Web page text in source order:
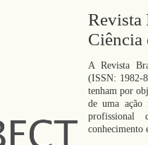
Revista
Ciência
A Revista
(ISSN: 1982-
tenham por
de uma ação
profissional
conhecimento